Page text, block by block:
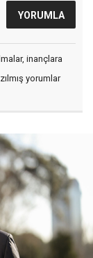
inançlara
yorumlar